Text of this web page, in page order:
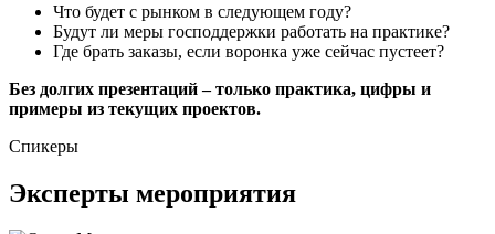
Что будет с рынком в следующем году?
Будут ли меры господдержки работать на практике?
Где брать заказы, если воронка уже сейчас пустеет?
Без долгих презентаций – только практика, цифры и
примеры из текущих проектов.
Спикеры
Эксперты мероприятия